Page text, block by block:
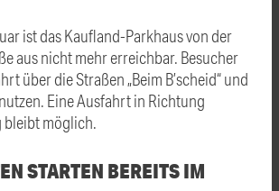
ist das Kaufland-Parkhaus von der
aus nicht mehr erreichbar. Besucher
über die Straßen „Beim B’scheid“ und
Eine Ausfahrt in Richtung
bleibt möglich.
STARTEN BEREITS IM